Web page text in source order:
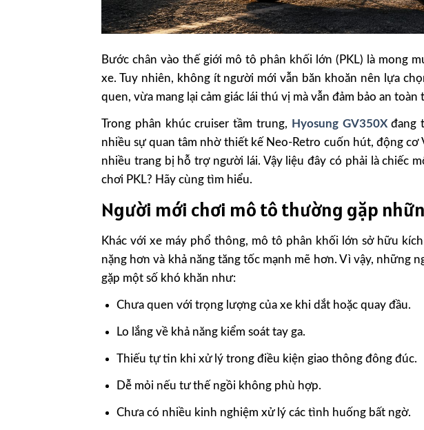
Bước chân vào thế giới mô tô phân khối lớn (PKL) là mong
xe. Tuy nhiên, không ít người mới vẫn băn khoăn nên lựa
quen, vừa mang lại cảm giác lái thú vị mà vẫn đảm bảo an
Trong phân khúc cruiser tầm trung, Hyosung GV350Xđang
nhiều sự quan tâm nhờ thiết kế Neo-Retro cuốn hút, động cơ
nhiều trang bị hỗ trợ người lái. Vậy liệu đây có phải là chiếc
chơi PKL? Hãy cùng tìm hiểu.
Người mới chơi mô tô thường gặp
Khác với xe máy phổ thông, mô tô phân khối lớn sở hữu
nặng hơn và khả năng tăng tốc mạnh mẽ hơn. Vì vậy, những
gặp một số khó khăn như:
Chưa quen với trọng lượng của xe khi dắt hoặc quay đầu.
Lo lắng về khả năng kiểm soát tay ga.
Thiếu tự tin khi xử lý trong điều kiện giao thông đông đúc.
Dễ mỏi nếu tư thế ngồi không phù hợp.
Chưa có nhiều kinh nghiệm xử lý các tình huống bất ngờ.